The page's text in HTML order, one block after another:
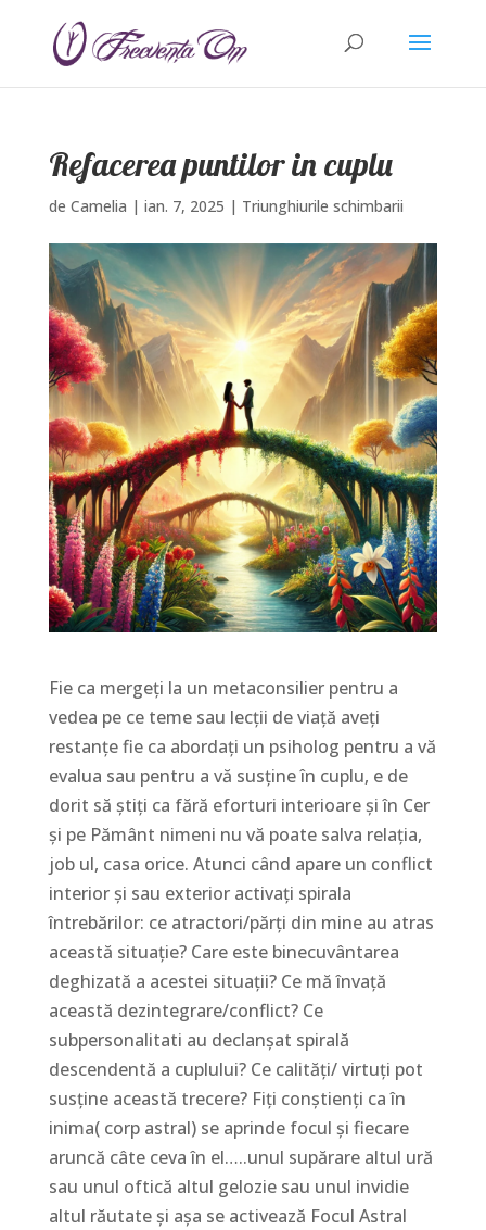
Refacerea puntilor in cuplu
de Camelia | ian. 7, 2025 | Triunghiurile schimbarii
Fie ca mergeți la un metaconsilier pentru a
vedea pe ce teme sau lecții de viață aveți
restanțe fie ca abordați un psiholog pentru a vă
evalua sau pentru a vă susține în cuplu, e de
dorit să știți ca fără eforturi interioare și în Cer
și pe Pământ nimeni nu vă poate salva relația,
job ul, casa orice. Atunci când apare un conflict
interior și sau exterior activați spirala
întrebărilor: ce atractori/părți din mine au atras
această situație? Care este binecuvântarea
deghizată a acestei situații? Ce mă învață
această dezintegrare/conflict? Ce
subpersonalitati au declanșat spirală
descendentă a cuplului? Ce calități/ virtuți pot
susține această trecere? Fiți conștienți ca în
inima( corp astral) se aprinde focul și fiecare
aruncă câte ceva în el…..unul supărare altul ură
sau unul oftică altul gelozie sau unul invidie
altul răutate și așa se activează Focul Astral